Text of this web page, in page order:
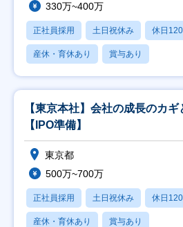
330万~400万
正社員採用 土日祝休み 休日
産休・育休あり 賞与あり
【東京本社】会社の成長のカギ
【IPO準備】
東京都
500万~700万
正社員採用 土日祝休み 休日
産休・育休あり 賞与あり